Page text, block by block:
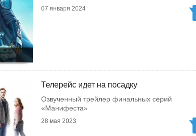
07 января 2024
Телерейс идет на посадку
Озвученный трейлер финальных серий
«Манифеста»
28 мая 2023